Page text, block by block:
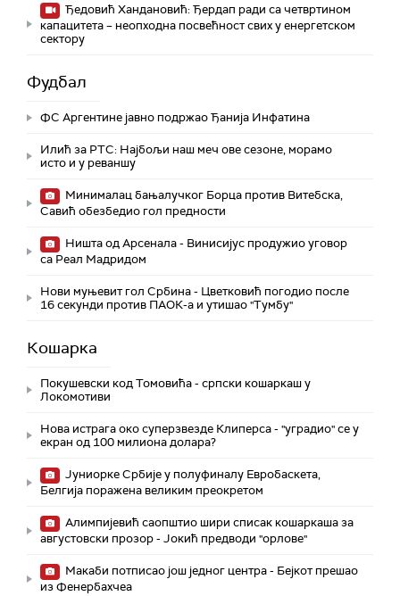
Ђедовић Хандановић: Ђердап ради са четвртином
капацитета – неопходна посвећност свих у енергетском
сектору
Фудбал
ФС Аргентине јавно подржао Ђанија Инфатина
Илић за РТС: Најбољи наш меч ове сезоне, морамо
исто и у реваншу
Минималац бањалучког Борца против Витебска,
Савић обезбедио гол предности
Ништа од Арсенала - Винисијус продужио уговор
са Реал Мадридом
Нови муњевит гол Србина - Цветковић погодио после
16 секунди против ПАОК-а и утишао "Тумбу"
Кошарка
Покушевски код Томовића - српски кошаркаш у
Локомотиви
Нова истрага око суперзвезде Клиперса - "уградио" се у
екран од 100 милиона долара?
Јуниорке Србије у полуфиналу Евробаскета,
Белгија поражена великим преокретом
Алимпијевић саопштио шири списак кошаркаша за
августовски прозор - Јокић предводи "орлове"
Макаби потписао још једног центра - Бејкот прешао
из Фенербахчеа